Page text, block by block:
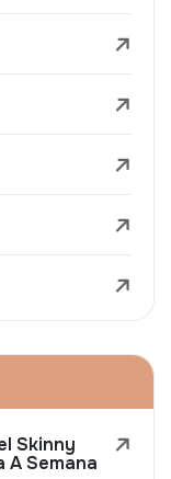
Skinny
A Semana